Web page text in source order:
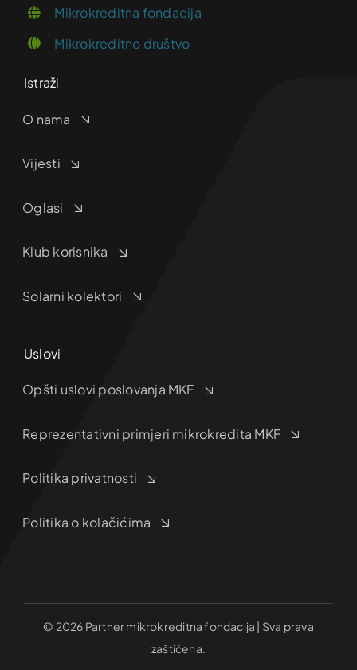
Mikrokreditna fondacija
Mikrokreditno društvo
Istraži
O nama
Vijesti
Oglasi
Klub korisnika
Solarni kolektori
Uslovi
Opšti uslovi poslovanja MKF
Reprezentativni primjeri mikrokredita MKF
Politika privatnosti
Politika o kolačićima
© 2026 Partner mikrokreditna fondacija | Sva prava
zaštićena.